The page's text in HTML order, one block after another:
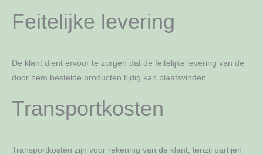
Feitelijke levering
De klant dient ervoor te zorgen dat de feitelijke levering van de
door hem bestelde producten tijdig kan plaatsvinden.
Transportkosten
Transportkosten zijn voor rekening van de klant, tenzij partijen